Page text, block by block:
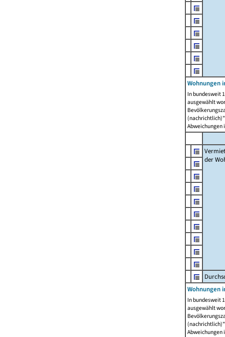
Wohnungen
In bundesweit
ausgewählt
Abweichungen
der
Wohnungen
In bundesweit
ausgewählt
Abweichungen